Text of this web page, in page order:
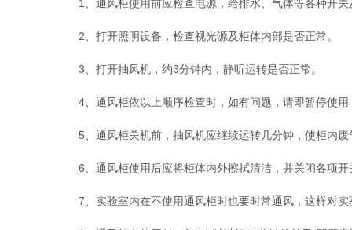
1、通风柜使用前应检查电源，给排水、气体等各种开关
2、打开照明设备，检查视光源及柜体内部是否正常。
3、打开抽风机，约3分钟内，静听运转是否正常。
4、通风柜依以上顺序检查时，如有问题，请即暂停使用
5、通风柜关机前，抽风机应继续运转几分钟，使柜内废
6、通风柜使用后应将柜体内外擦拭清洁，并关闭各项开
7、实验室内在不使用通风柜时也要时常通风，这样对实